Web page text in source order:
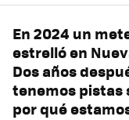
En 2024 un
estrelló en
Dos años
tenemos pistas
por qué